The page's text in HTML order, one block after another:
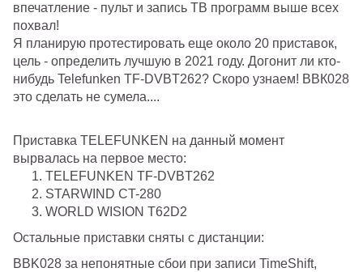
впечатление - пульт и запись ТВ программ выше всех
похвал!
Я планирую протестировать еще около 20 приставок,
цель - определить лучшую в 2021 году. Догонит ли кто-
нибудь Telefunken TF-DVBT262? Скоро узнаем! ВВК028
это сделать не сумела....
Приставка TELEFUNKEN на данный момент
вырвалась на первое место:
TELEFUNKEN TF-DVBT262
STARWIND CT-280
WORLD WISION T62D2
Остальные приставки сняты с дистанции:
BBK028 за непонятные сбои при записи TimeShift,